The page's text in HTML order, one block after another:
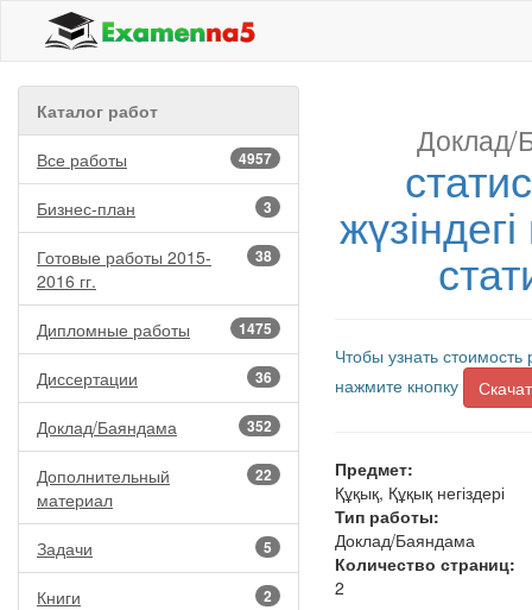
Каталог работ
4957
Все работы
3
Бизнес-план
38
Готовые работы 2015-
2016 гг.
1475
Дипломные работы
36
Диссертации
352
Доклад/Баяндама
22
Дополнительный
материал
5
Задачи
2
Книги
Доклад/
Чтобы узнать
нажмите кнопку
Предмет:
Құқық, Құқық негіздері
Тип работы:
Доклад/Баяндама
Количество страниц:
2